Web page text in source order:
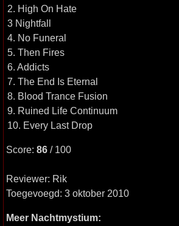
2. High On Hate
3 Nightfall
4. No Funeral
5. Then Fires
6. Addicts
7. The End Is Eternal
8. Blood Trance Fusion
9. Ruined Life Continuum
10. Every Last Drop
Score: 86 / 100
Reviewer: Rik
Toegevoegd: 3 oktober 2010
Meer Nachtmystium: